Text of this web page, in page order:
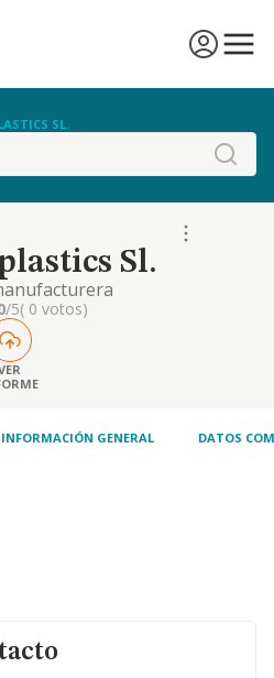
SL.
Sl.
/5( 0 votos)
INFORMACIÓN GENERAL DATOS